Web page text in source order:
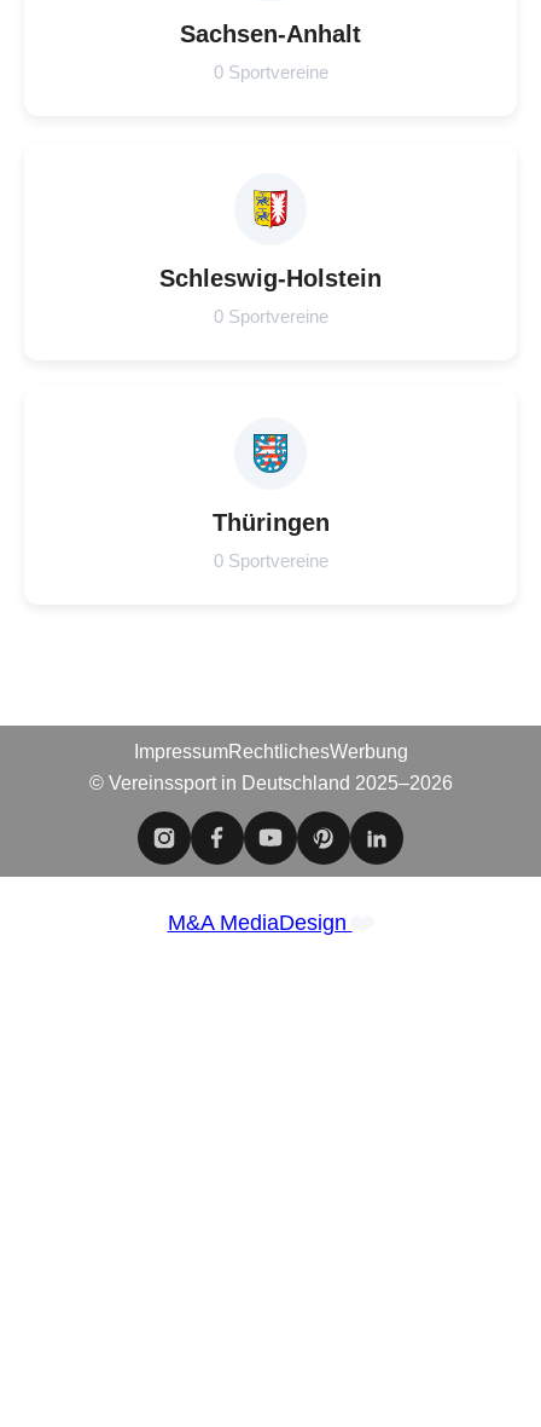
Sachsen-Anhalt
0 Sportvereine
Schleswig-Holstein
0 Sportvereine
Thüringen
0 Sportvereine
ImpressumRechtlichesWerbung
© Vereinssport in Deutschland 2025–2026
M&A MediaDesign